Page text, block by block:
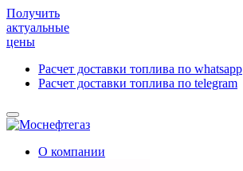
Получить
актуальные
цены
Расчет доставки топлива по whatsapp
Расчет доставки топлива по telegram
О компании